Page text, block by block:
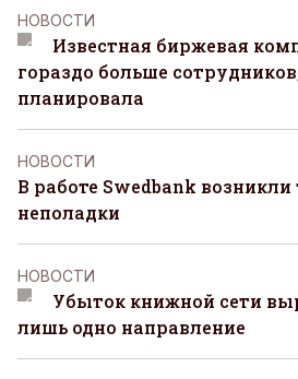
НОВОСТИ
Известная биржевая
гораздо больше
планировала
НОВОСТИ
В работе Swedbank возникли
неполадки
НОВОСТИ
Убыток книжной сети
лишь одно направление